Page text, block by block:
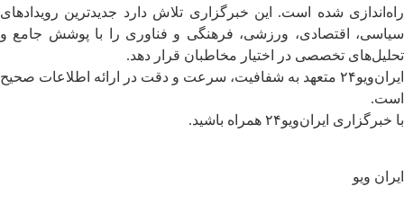
راه‌اندازی شده است. این خبرگزاری تلاش دارد جدیدترین رویدادهای
سیاسی، اقتصادی، ورزشی، فرهنگی و فناوری را با پوشش جامع و
تحلیل‌های تخصصی در اختیار مخاطبان قرار دهد.
ایران‌ویو۲۴ متعهد به شفافیت، سرعت و دقت در ارائه اطلاعات صحیح
است.
با خبرگزاری ایران‌ویو۲۴ همراه باشید.
ایران ویو